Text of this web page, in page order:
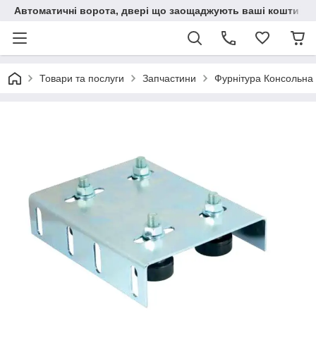
Автоматичні ворота, двері що заощаджують ваші кошти
Товари та послуги Запчастини Фурнітура Консольна